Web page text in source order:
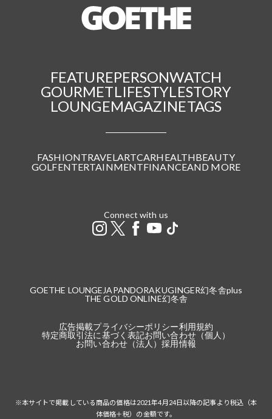
FEATUREPERSONWATCH
GOURMETLIFESTYLESTORY
LOUNGEMAGAZINETAGS
FASHIONTRAVELARTCARHEALTHBEAUTY
GOLFENTERTAINMENTFINANCEAND MORE
Connect with us
GOETHE LOUNGE JAPANDORAKUGINGER幻冬舎plus
THE GOLD ONLINE幻冬舎
広告掲載プライバシーポリシー利用規約
特定商取引法に基づく表記お問い合わせ（個人）
お問い合わせ（法人）採用情報
※本サイトで掲載している商品の価格は2021年4月24日以降の記事より税込（本
体価格＋税）の金額です。